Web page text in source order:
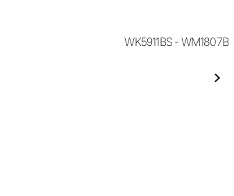
WK5911BS - WM1807B